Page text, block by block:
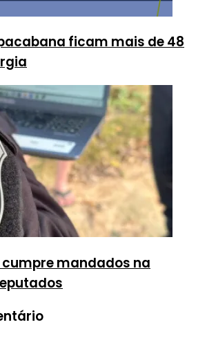
ficam mais de 48
cumpre mandados na